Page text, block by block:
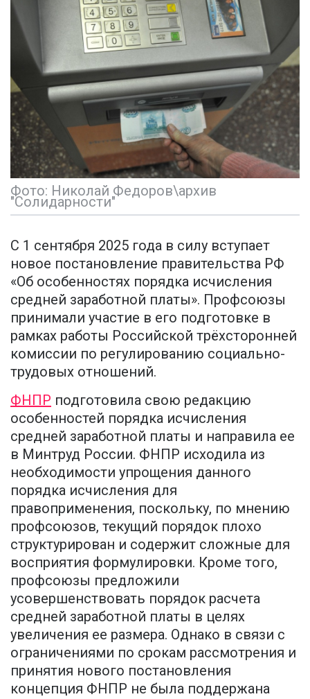
Фото: Николай Федоров\архив
"Солидарности"
С 1 сентября 2025 года в силу вступает
новое постановление правительства РФ
«Об особенностях порядка исчисления
средней заработной платы». Профсоюзы
принимали участие в его подготовке в
рамках работы Российской трёхсторонней
комиссии по регулированию социально-
трудовых отношений.
ФНПР подготовила свою редакцию
особенностей порядка исчисления
средней заработной платы и направила ее
в Минтруд России. ФНПР исходила из
необходимости упрощения данного
порядка исчисления для
правоприменения, поскольку, по мнению
профсоюзов, текущий порядок плохо
структурирован и содержит сложные для
восприятия формулировки. Кроме того,
профсоюзы предложили
усовершенствовать порядок расчета
средней заработной платы в целях
увеличения ее размера. Однако в связи с
ограничениями по срокам рассмотрения и
принятия нового постановления
концепция ФНПР не была поддержана